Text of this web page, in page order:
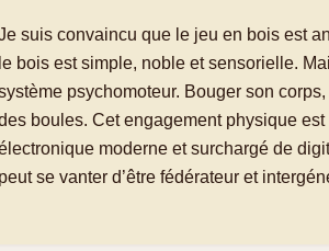
suis convaincu que le jeu en bois est
le bois est simple, noble et sensorielle.
psychomoteur. Bouger son
boules. Cet engagement physique
moderne et surchargé de
peut se vanter d’être fédérateur et